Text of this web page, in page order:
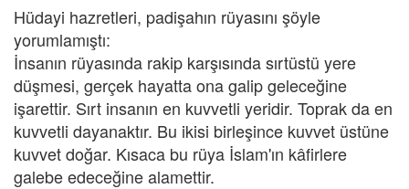
Hüdayi hazretleri, padişahın rüyasını şöyle
yorumlamıştı:
İnsanın rüyasında rakip karşısında sırtüstü yere
düşmesi, gerçek hayatta ona galip geleceğine
işarettir. Sırt insanın en kuvvetli yeridir. Toprak da en
kuvvetli dayanaktır. Bu ikisi birleşince kuvvet üstüne
kuvvet doğar. Kısaca bu rüya İslam'ın kâfirlere
galebe edeceğine alamettir.